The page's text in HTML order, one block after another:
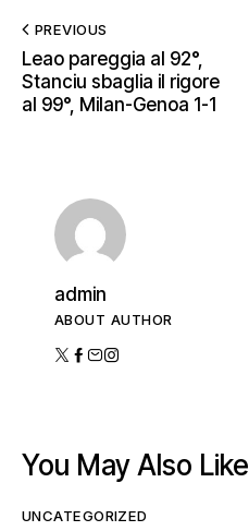
PREVIOUS
Leao pareggia al 92°,
Stanciu sbaglia il rigore
al 99°, Milan-Genoa 1-1
admin
ABOUT AUTHOR
You May Also Like
UNCATEGORIZED